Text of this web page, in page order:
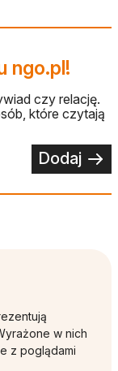
ngo.pl!
czy relację.
które czytają
Dodaj
w nich
z poglądami